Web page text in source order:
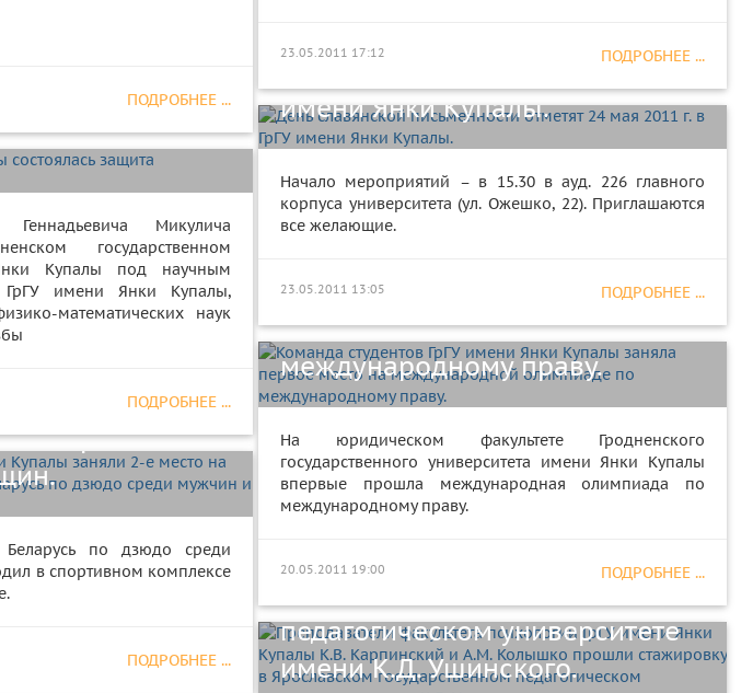
ПОДРОБНЕЕ ...
23.05.2011 17:12
ПОДРОБНЕЕ ...
отметят 24 мая 2011 г. в ГрГУ
имени Янки Купалы.
Начало мероприятий – в 15.30 в ауд. 226 главного
корпуса университета (ул. Ожешко, 22). Приглашаются
все желающие.
ПОДРОБНЕЕ ...
23.05.2011 13:05
диссертации
Геннадьевича Микулича
государственном
Купалы под научным
ГрГУ имени Янки Купалы,
математических наук
ПОДРОБНЕЕ ...
Команда студентов ГрГУ имени
место на международной
олимпиаде по
международному праву.
На юридическом факультете Гродненского
государственного университета имени Янки Купалы
впервые прошла международная олимпиада по
международному праву.
ПОДРОБНЕЕ ...
20.05.2011 19:00
Янки
среди
Беларусь по дзюдо среди
в спортивном комплексе
ПОДРОБНЕЕ ...
Преподаватели факультета
психологии ГрГУ имени Янки
Купалы К.В. Карпинский и А.М.
Колышко прошли стажировку в
педагогическом университете
имени К.Д. Ушинского.
факультете
старост